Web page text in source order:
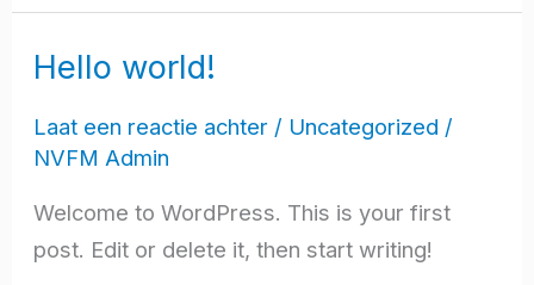
Hello world!
Laat een reactie achter / Uncategorized /
NVFM Admin
Welcome to WordPress. This is your first
post. Edit or delete it, then start writing!
Hello